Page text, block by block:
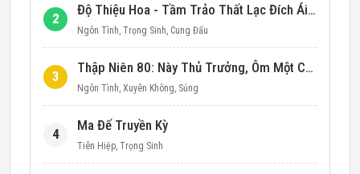
2
Độ Thiệu Hoa - Tầm Trảo Thất Lạc Đích Ái Tình
Ngôn Tình, Trọng Sinh, Cung Đấu
3
Thập Niên 80: Này Thủ Trưởng, Ôm Một Cái Đi!
Ngôn Tình, Xuyên Không, Sủng
4
Ma Đế Truyền Kỳ
Tiên Hiệp, Trọng Sinh